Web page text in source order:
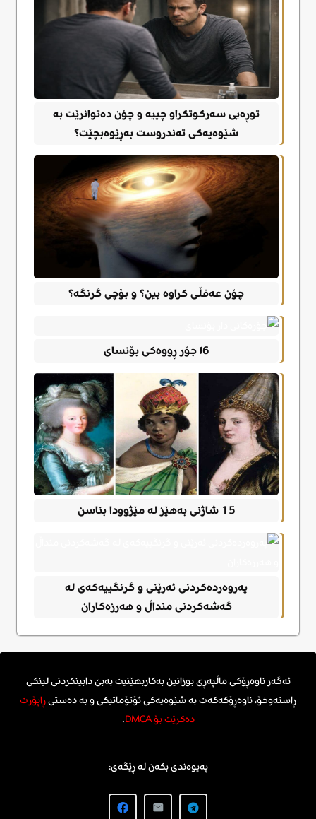
توڕەیی سەرکوتکراو چییە و چۆن دەتوانرێت بە
شێوەیەکی تەندروست بەڕێوەبچێت؟
چۆن عەقڵی کراوە بین؟ و بۆچی گرنگە؟
١6 جۆر ڕووەکی بۆنسای
15 شاژنی بەهێز لە مێژوودا بناسن
پەروەردەکردنی ئەرێنی و گرنگییەکەی لە
گەشەکردنی منداڵ و هەرزەکاران
ئەگەر ناوەڕۆکی ماڵپەڕی بوزانین بەکاربهێنیت بەبێ دابینکردنی لینکی
ڕاستەوخۆ، ناوەڕۆکەکەت بە شێوەیەکی ئۆتۆماتیکی و بە دەستیڕاپۆرت
دەکرێت بۆ DMCA
.
پەیوەندی بکەن لە ڕێگەی: